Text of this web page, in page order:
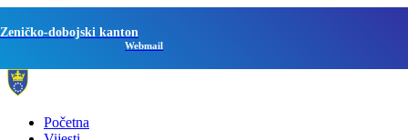
Zeničko-dobojski kanton
Webmail
Početna